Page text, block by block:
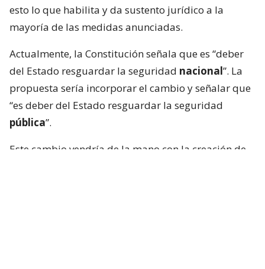
esto lo que habilita y da sustento jurídico a la
mayoría de las medidas anunciadas.
Actualmente, la Constitución señala que es “deber
del Estado resguardar la seguridad nacional”. La
propuesta sería incorporar el cambio y señalar que
“es deber del Estado resguardar la seguridad
pública”.
Este cambio vendría de la mano con la creación de